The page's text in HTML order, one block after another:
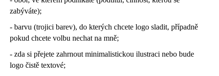
zabýváte);
- barvu (trojici barev), do kterých chcete logo sladit, případně
pokud chcete volbu nechat na mně;
- zda si přejete zahrnout minimalistickou ilustraci nebo bude
logo čistě textové;